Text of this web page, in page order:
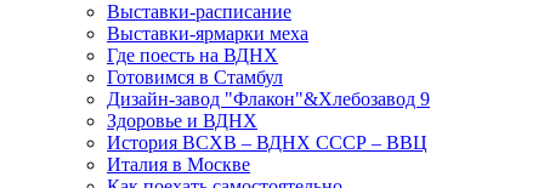
Выставки-расписание
Выставки-ярмарки меха
Где поесть на ВДНХ
Готовимся в Стамбул
Дизайн-завод "Флакон"&Хлебозавод 9
Здоровье и ВДНХ
История ВСХВ – ВДНХ СССР – ВВЦ
Италия в Москве